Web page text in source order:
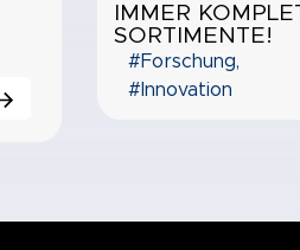
IMMER
SORTIMENTE!
#Forschung,
#Innovation